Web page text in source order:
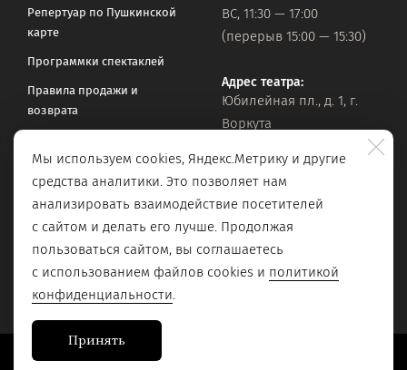
Репертуар по Пушкинской
карте
Программки спектаклей
Правила продажи и
возврата
Оставить обращение
ВС, 11:30 — 17:00
(перерыв 15:00 — 15:30)
Адрес театра:
Юбилейная пл., д. 1, г.
Воркута
Официальная почта:
vorkteatrdr@mail.ru
Мы используем cookies, Яндекс.Метрику и другие
средства аналитики. Это позволяет нам
анализировать взаимодействие посетителей
с сайтом и делать его лучше. Продолжая
пользоваться сайтом, вы соглашаетесь
с использованием файлов cookies и политикой
конфиденциальности.
Принять
Сайт разработан в